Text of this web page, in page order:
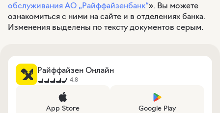
обслуживания АО „Райффайзенбанк“». Вы можете
ознакомиться с ними на сайте и в отделениях банка.
Изменения выделены по тексту документов серым.
Райффайзен Онлайн
4.8
App Store Google Play